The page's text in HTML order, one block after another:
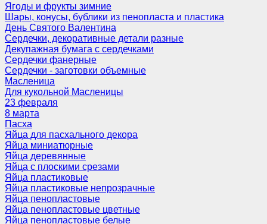
Ягоды и фрукты зимние
Шары, конусы, бублики из пенопласта и пластика
День Святого Валентина
Сердечки, декоративные детали разные
Декупажная бумага с сердечками
Сердечки фанерные
Сердечки - заготовки объемные
Масленица
Для кукольной Масленицы
23 февраля
8 марта
Пасха
Яйца для пасхального декора
Яйца миниатюрные
Яйца деревянные
Яйца с плоскими срезами
Яйца пластиковые
Яйца пластиковые непрозрачные
Яйца пенопластовые
Яйца пенопластовые цветные
Яйца пенопластовые белые